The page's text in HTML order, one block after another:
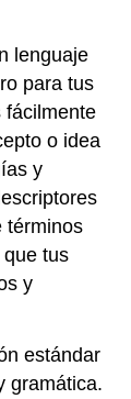
lenguaje
para tus
fácilmente
o idea
y
términos
que tus
y
estándar
gramática.